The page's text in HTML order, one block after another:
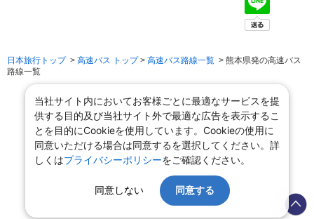
日本旅行トップ> 高速バス トップ> 高速バス路線一覧 > 熊本県発の高速バス
路線一覧
当社サイト内においてお客様ごとに最適なサービスを提
供する目的及び当社サイト外で最適な広告を表示するこ
とを目的にCookieを使用しています。Cookieの使用に
同意いただける場合は同意するを選択してください。詳
しくはプライバシーポリシーをご確認ください。
同意しない 同意する